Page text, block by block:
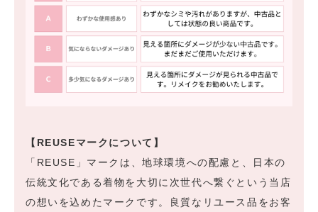
【REUSEマークについて】
「REUSE」マークは、地球環境への配慮と、日本の
伝統文化である着物を大切に次世代へ繋ぐという当店
の想いを込めたマークです。良質なリユース品をお客